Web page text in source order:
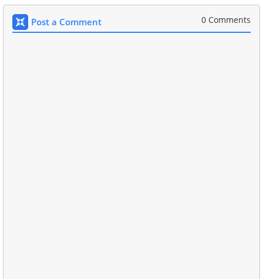
Post a Comment 0 Comments